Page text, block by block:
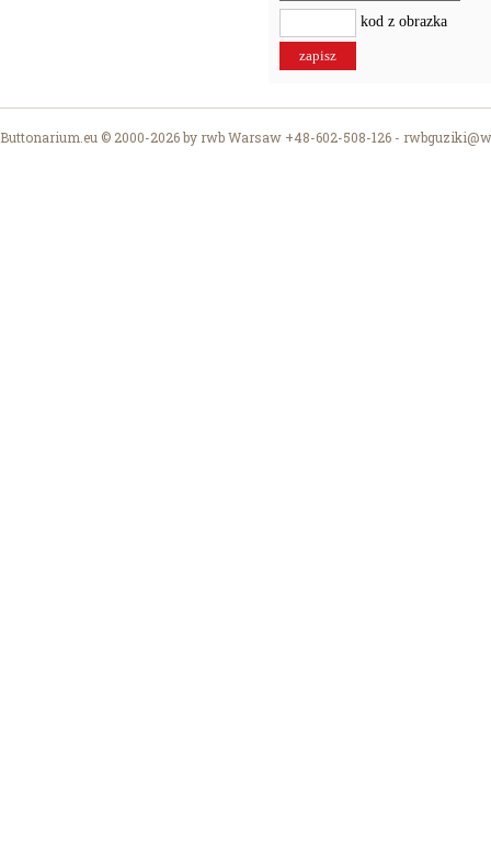
kod z obrazka
Buttonarium.eu © 2000-2026 by rwb Warsaw +48-602-508-126 -